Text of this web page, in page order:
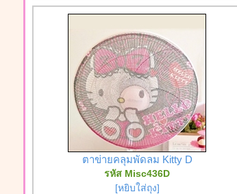
ตาข่ายคลุมพัดลม Kitty D
รหัส Misc436D
[หยิบใส่ถุง]